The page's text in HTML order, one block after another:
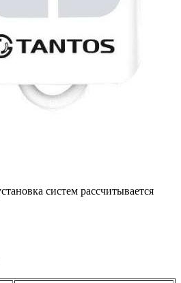
систем рассчитывается